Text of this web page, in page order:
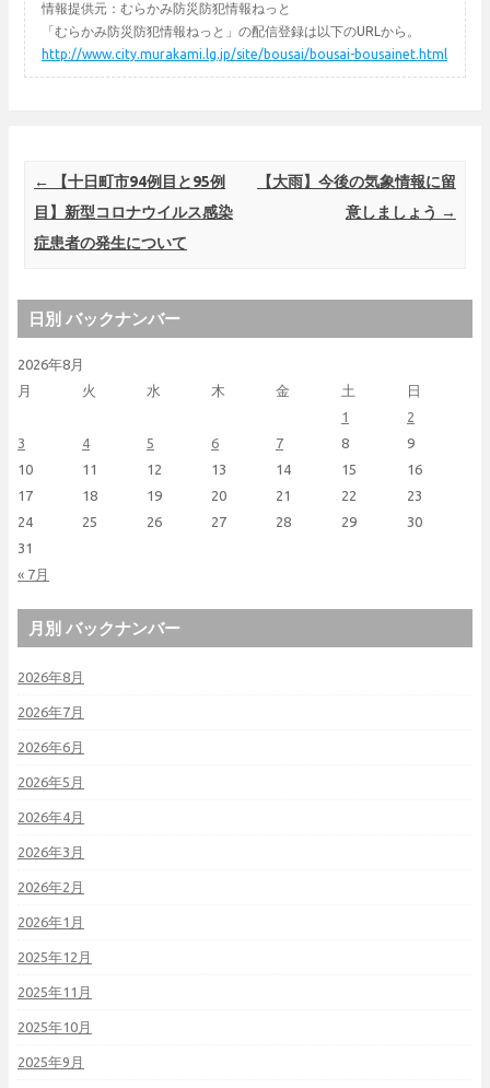
情報提供元：むらかみ防災防犯情報ねっと
「むらかみ防災防犯情報ねっと」の配信登録は以下のURLから。
http://www.city.murakami.lg.jp/site/bousai/bousai-bousainet.html
Post navigation
←
【十日町市94例目と95例
目】新型コロナウイルス感染
症患者の発生について
【大雨】今後の気象情報に留
意しましょう →
日別 バックナンバー
2026年8月
月
火 水 木 金 土 日
« 7月
1
2
3
4 5 6 7 8
9
10
11 12 13 14 15
16
17
18 19 20 21 22
23
24
25 26 27 28 29
30
31
月別 バックナンバー
2026年8月
2026年7月
2026年6月
2026年5月
2026年4月
2026年3月
2026年2月
2026年1月
2025年12月
2025年11月
2025年10月
2025年9月